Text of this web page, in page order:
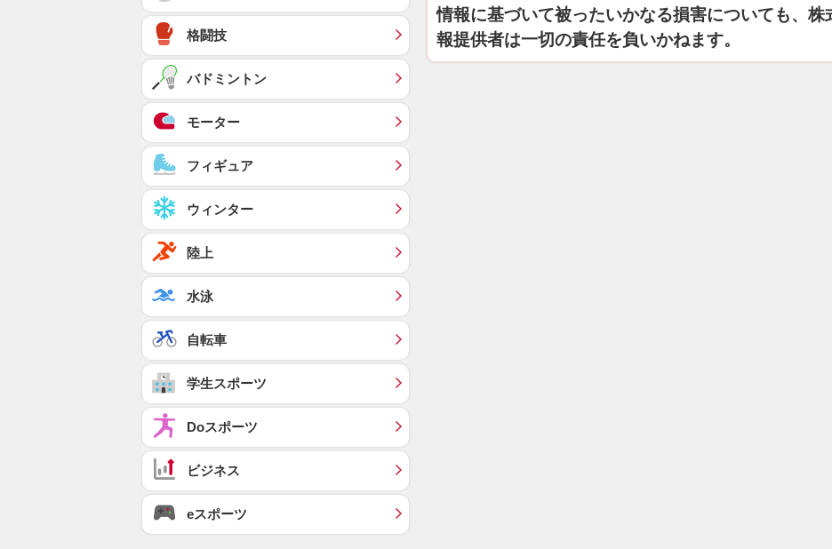
情報に基づいて被ったいかなる損害についても、
報提供者は一切の責任を負いかねます。
格闘技
バドミントン
モーター
フィギュア
ウィンター
陸上
水泳
自転車
学生スポーツ
Doスポーツ
ビジネス
eスポーツ